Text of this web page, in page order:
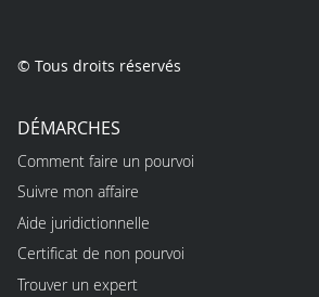
© Tous droits réservés
DÉMARCHES
Comment faire un pourvoi
Suivre mon affaire
Aide juridictionnelle
Certificat de non pourvoi
Trouver un expert